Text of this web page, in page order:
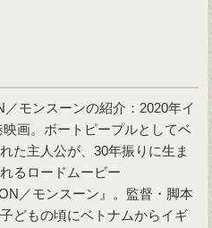
／モンスーンの紹介：2020年イ
映画。ボートピープルとしてベ
た主人公が、30年振りに生ま
るロードムービー
／モンスーン』。監督・脚本
どもの頃にベトナムからイギ